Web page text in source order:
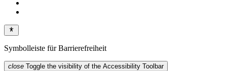
Symbolleiste für Barrierefreiheit
close Toggle the visibility of the Accessibility Toolbar